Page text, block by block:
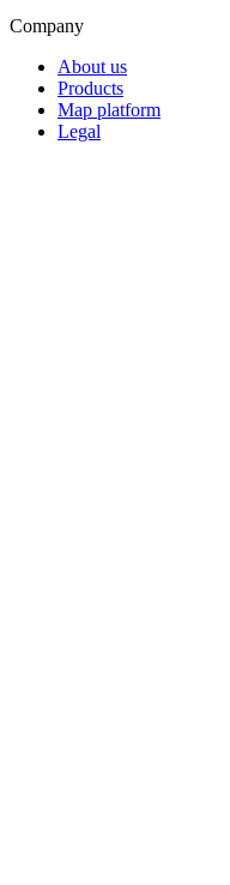
Company
About us
Products
Map platform
Legal